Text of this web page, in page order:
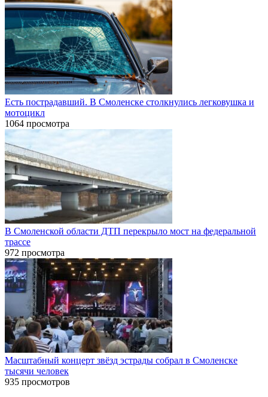
Есть пострадавший. В Смоленске столкнулись легковушка и
мотоцикл
1064 просмотра
В Смоленской области ДТП перекрыло мост на федеральной
трассе
972 просмотра
Масштабный концерт звёзд эстрады собрал в Смоленске
тысячи человек
935 просмотров